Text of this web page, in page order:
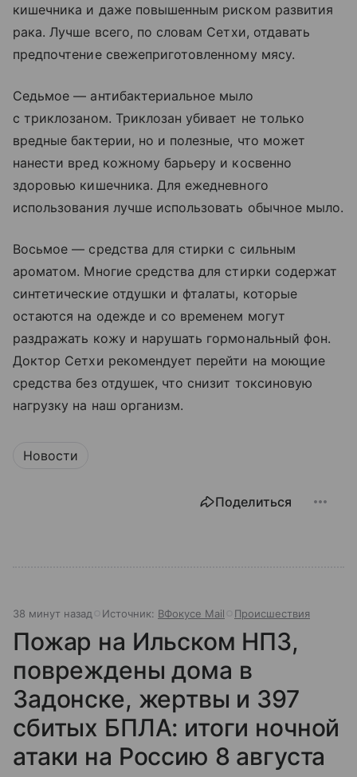
кишечника и даже повышенным риском развития
рака. Лучше всего, по словам Сетхи, отдавать
предпочтение свежеприготовленному мясу.
Седьмое — антибактериальное мыло
с триклозаном. Триклозан убивает не только
вредные бактерии, но и полезные, что может
нанести вред кожному барьеру и косвенно
здоровью кишечника. Для ежедневного
использования лучше использовать обычное мыло.
Восьмое — средства для стирки с сильным
ароматом. Многие средства для стирки содержат
синтетические отдушки и фталаты, которые
остаются на одежде и со временем могут
раздражать кожу и нарушать гормональный фон.
Доктор Сетхи рекомендует перейти на моющие
средства без отдушек, что снизит токсиновую
нагрузку на наш организм.
Новости
Поделиться
38 минут назад Источник: ВФокусе Mail Происшествия
Пожар на Ильском НПЗ,
повреждены дома в
Задонске, жертвы и 397
сбитых БПЛА: итоги ночной
атаки на Россию 8 августа